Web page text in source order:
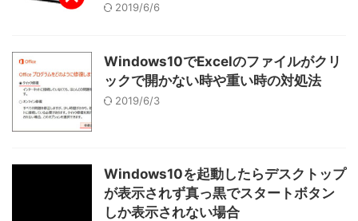
2019/6/6
Windows10でExcelのファイルがクリ
ックで開かない時や重い時の対処法
2019/6/3
Windows10を起動したらデスクトップ
が表示されず真っ黒でスタートボタン
しか表示されない場合